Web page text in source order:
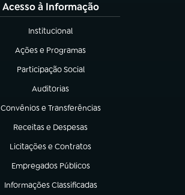
Acesso à Informação
Institucional
(abre em nova aba)
Ações e Programas
(abre em nova aba)
Participação Social
(abre em nova aba)
Auditorias
(abre em nova aba)
Convênios e Transferências
(abre em nova aba)
Receitas e Despesas
(abre em nova aba)
Licitações e Contratos
(abre em nova aba)
Empregados Públicos
(abre em nova aba)
Informações Classificadas
(abre em nova aba)